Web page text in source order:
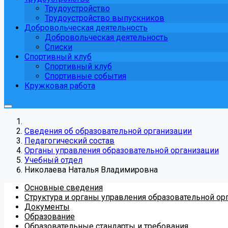
Трудоустройство
Трудоустройство выпускников
Добровольческая деятельность
Добровольческая деятельность
Списки
Спортивный клуб
Спортивный клуб
Спортивные события
Кружковая работа
Сведения об образовательной организации
Педагогический состав
Органы управления образовательной организации
Учебный отдел
Николаева Наталья Владимировна
Основные сведения
Структура и органы управления образовательной
Документы
Образование